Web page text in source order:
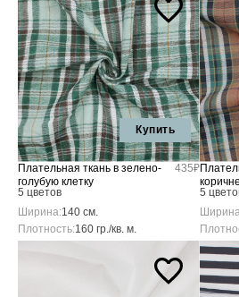
Купить
Плательная ткань в зелено-
голубую клетку
5 цветов
435₽
Ширина:140 см.
Плотность:160 гр./кв. м.
5